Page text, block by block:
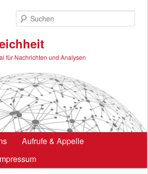
für Nachrichten und Analysen
Aufrufe & Appelle